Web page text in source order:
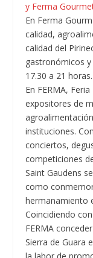
y Ferma
En Ferma
calidad,
calidad del
gastronómicos y
17.30 a 21 horas.
En FERMA,
expositores de
instituciones.
conciertos,
competiciones
Saint Gaudens
como
hermanamiento
Coincidiendo
FERMA
Sierra de Guara